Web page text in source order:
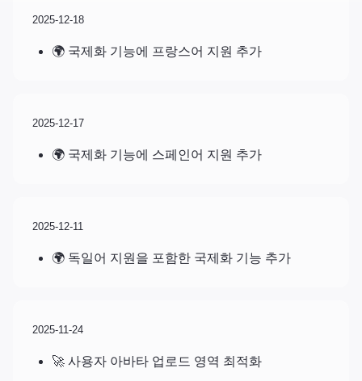
2025-12-18
🌍 국제화 기능에 프랑스어 지원 추가
2025-12-17
🌍 국제화 기능에 스페인어 지원 추가
2025-12-11
🌍 독일어 지원을 포함한 국제화 기능 추가
2025-11-24
🚀 사용자 아바타 업로드 영역 최적화